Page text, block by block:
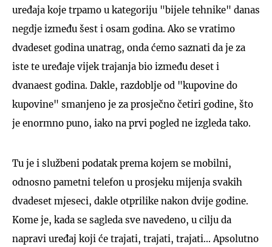
uređaja koje trpamo u kategoriju "bijele tehnike" danas
negdje između šest i osam godina. Ako se vratimo
dvadeset godina unatrag, onda ćemo saznati da je za
iste te uređaje vijek trajanja bio između deset i
dvanaest godina. Dakle, razdoblje od "kupovine do
kupovine" smanjeno je za prosječno četiri godine, što
je enormno puno, iako na prvi pogled ne izgleda tako.
Tu je i službeni podatak prema kojem se mobilni,
odnosno pametni telefon u prosjeku mijenja svakih
dvadeset mjeseci, dakle otprilike nakon dvije godine.
Kome je, kada se sagleda sve navedeno, u cilju da
napravi uređaj koji će trajati, trajati, trajati... Apsolutno